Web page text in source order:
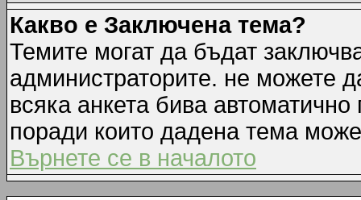
Какво е Заключена тема?
Темите могат да бъдат
администраторите. не можете
всяка анкета бива
поради които дадена тема
Върнете се в началото